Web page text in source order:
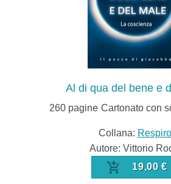
Al di qua del bene e
260 pagine Cartonato con
Collana: Respiro
Autore: Vittorio
19,00 €